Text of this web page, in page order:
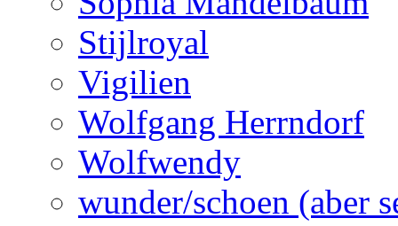
Stijlroyal
Vigilien
Wolfgang Herrndorf
Wolfwendy
wunder/schoen (aber